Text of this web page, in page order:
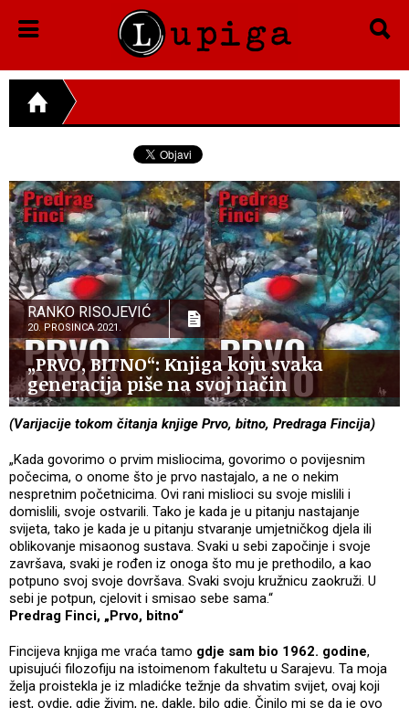
RANKO RISOJEVIĆ
20. PROSINCA 2021.
„PRVO, BITNO“: Knjiga koju svaka
generacija piše na svoj način
(Varijacije tokom čitanja knjige Prvo, bitno, Predraga Fincija)
„Kada govorimo o prvim misliocima, govorimo o povijesnim
počecima, o onome što je prvo nastajalo, a ne o nekim
nespretnim početnicima. Ovi rani mislioci su svoje mislili i
domislili, svoje ostvarili. Tako je kada je u pitanju nastajanje
svijeta, tako je kada je u pitanju stvaranje umjetničkog djela ili
oblikovanje misaonog sustava. Svaki u sebi započinje i svoje
završava, svaki je rođen iz onoga što mu je prethodilo, a kao
potpuno svoj svoje dovršava. Svaki svoju kružnicu zaokruži. U
sebi je potpun, cjelovit i smisao sebe sama.“
Predrag Finci, „Prvo, bitno“
Fincijeva knjiga me vraća tamo gdje sam bio 1962. godine,
upisujući filozofiju na istoimenom fakultetu u Sarajevu. Ta moja
želja proistekla je iz mladićke težnje da shvatim svijet, ovaj koji
jest, ovdje, gdje živim, ne, dakle, bilo gdje. Činilo mi se da je ovo